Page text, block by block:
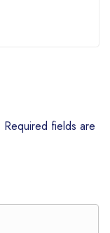
Required fields are